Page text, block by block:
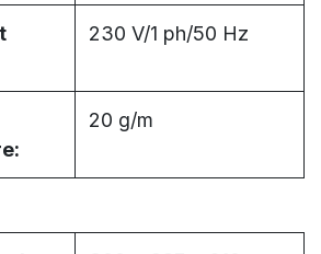
230 V/1 ph/50 Hz
20 g/m